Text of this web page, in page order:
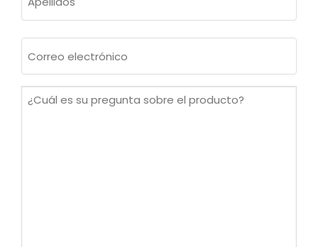
electrónico
¿Cuál